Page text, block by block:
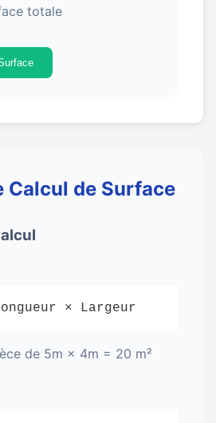
totale
Calcul de Surface
× Largeur
de 5m × 4m = 20 m²